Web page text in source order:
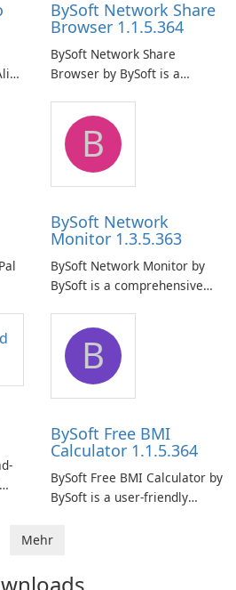
BySoft Network Share
Browser 1.1.5.364
BySoft Network Share
Browser by BySoft is a
application that allows users
to easily browse and manage
shared folders on their
network.
B
BySoft Network
Monitor 1.3.5.363
BySoft Network Monitor by
BySoft is a comprehensive
designed to help businesses
effectively manage their
network infrastructure.
B
BySoft Free BMI
Calculator 1.1.5.364
BySoft Free BMI Calculator by
BySoft is a user-friendly
designed to help you
Index quickly and accurately.
Mehr